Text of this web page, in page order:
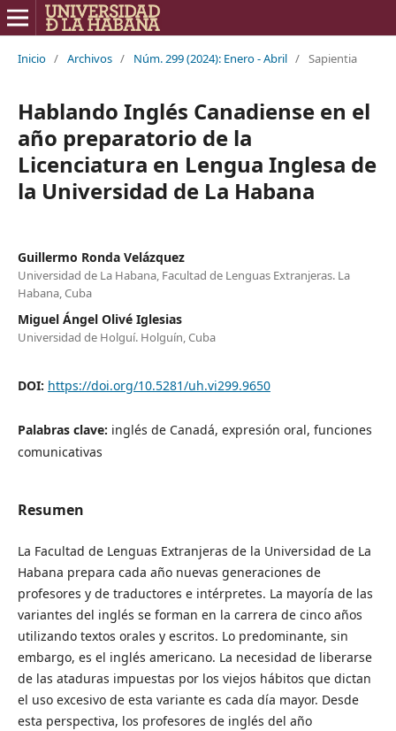
Inicio / Archivos / Núm. 299 (2024): Enero - Abril / Sapientia
Hablando Inglés Canadiense en el
año preparatorio de la
Licenciatura en Lengua Inglesa de
la Universidad de La Habana
Guillermo Ronda Velázquez
Universidad de La Habana, Facultad de Lenguas Extranjeras. La
Habana, Cuba
Miguel Ángel Olivé Iglesias
Universidad de Holguí. Holguín, Cuba
DOI: https://doi.org/10.5281/uh.vi299.9650
Palabras clave: inglés de Canadá, expresión oral, funciones
comunicativas
Resumen
La Facultad de Lenguas Extranjeras de la Universidad de La
Habana prepara cada año nuevas generaciones de
profesores y de traductores e intérpretes. La mayoría de las
variantes del inglés se forman en la carrera de cinco años
utilizando textos orales y escritos. Lo predominante, sin
embargo, es el inglés americano. La necesidad de liberarse
de las ataduras impuestas por los viejos hábitos que dictan
el uso excesivo de esta variante es cada día mayor. Desde
esta perspectiva, los profesores de inglés del año